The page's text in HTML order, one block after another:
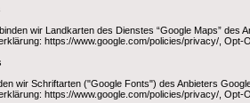
wir Landkarten des Dienstes “Google Maps” des
https://www.google.com/policies/privacy/,
wir Schriftarten ("Google Fonts") des Anbieters
https://www.google.com/policies/privacy/,